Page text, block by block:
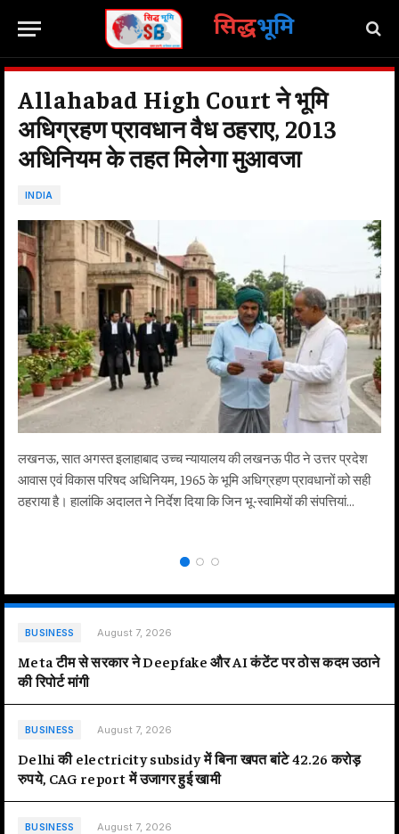
सिद्धभूमि
Allahabad High Court ने भूमि
अधिग्रहण प्रावधान वैध ठहराए, 2013
अधिनियम के तहत मिलेगा मुआवजा
INDIA
लखनऊ, सात अगस्त इलाहाबाद उच्च न्यायालय की लखनऊ पीठ ने उत्तर प्रदेश
आवास एवं विकास परिषद अधिनियम, 1965 के भूमि अधिग्रहण प्रावधानों को सही
ठहराया है। हालांकि अदालत ने निर्देश दिया कि जिन भू-स्वामियों की संपत्तियां…
BUSINESS August 7, 2026
Meta टीम से सरकार ने Deepfake और AI कंटेंट पर ठोस कदम उठाने
की रिपोर्ट मांगी
BUSINESS August 7, 2026
Delhi की electricity subsidy में बिना खपत बांटे 42.26 करोड़
रुपये, CAG report में उजागर हुई खामी
BUSINESS August 7, 2026